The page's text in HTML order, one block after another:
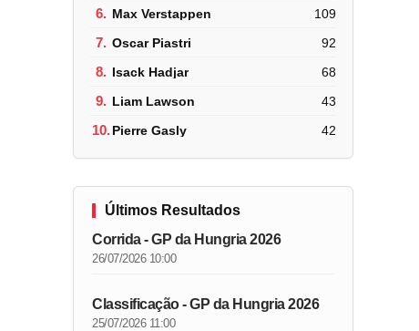
6. Max Verstappen 109
7. Oscar Piastri 92
8. Isack Hadjar 68
9. Liam Lawson 43
10.Pierre Gasly 42
Últimos Resultados
Corrida - GP da Hungria 2026
26/07/2026 10:00
Classificação - GP da Hungria 2026
25/07/2026 11:00